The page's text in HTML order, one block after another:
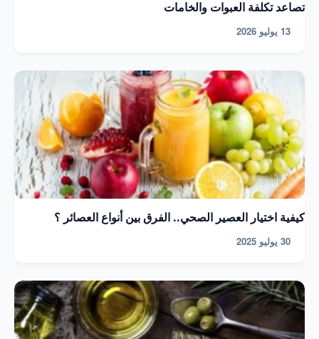
تصاعد تكلفة العبوات والخامات
13 يوليو 2026
كيفية اختيار العصير الصحي.. الفرق بين أنواع العصائر ؟
30 يوليو 2025